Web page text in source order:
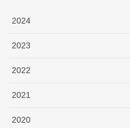
2024
2023
2022
2021
2020